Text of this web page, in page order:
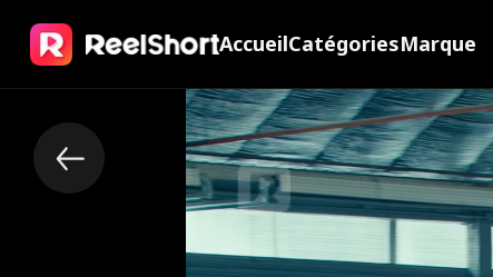
AccueilCatégoriesMarque